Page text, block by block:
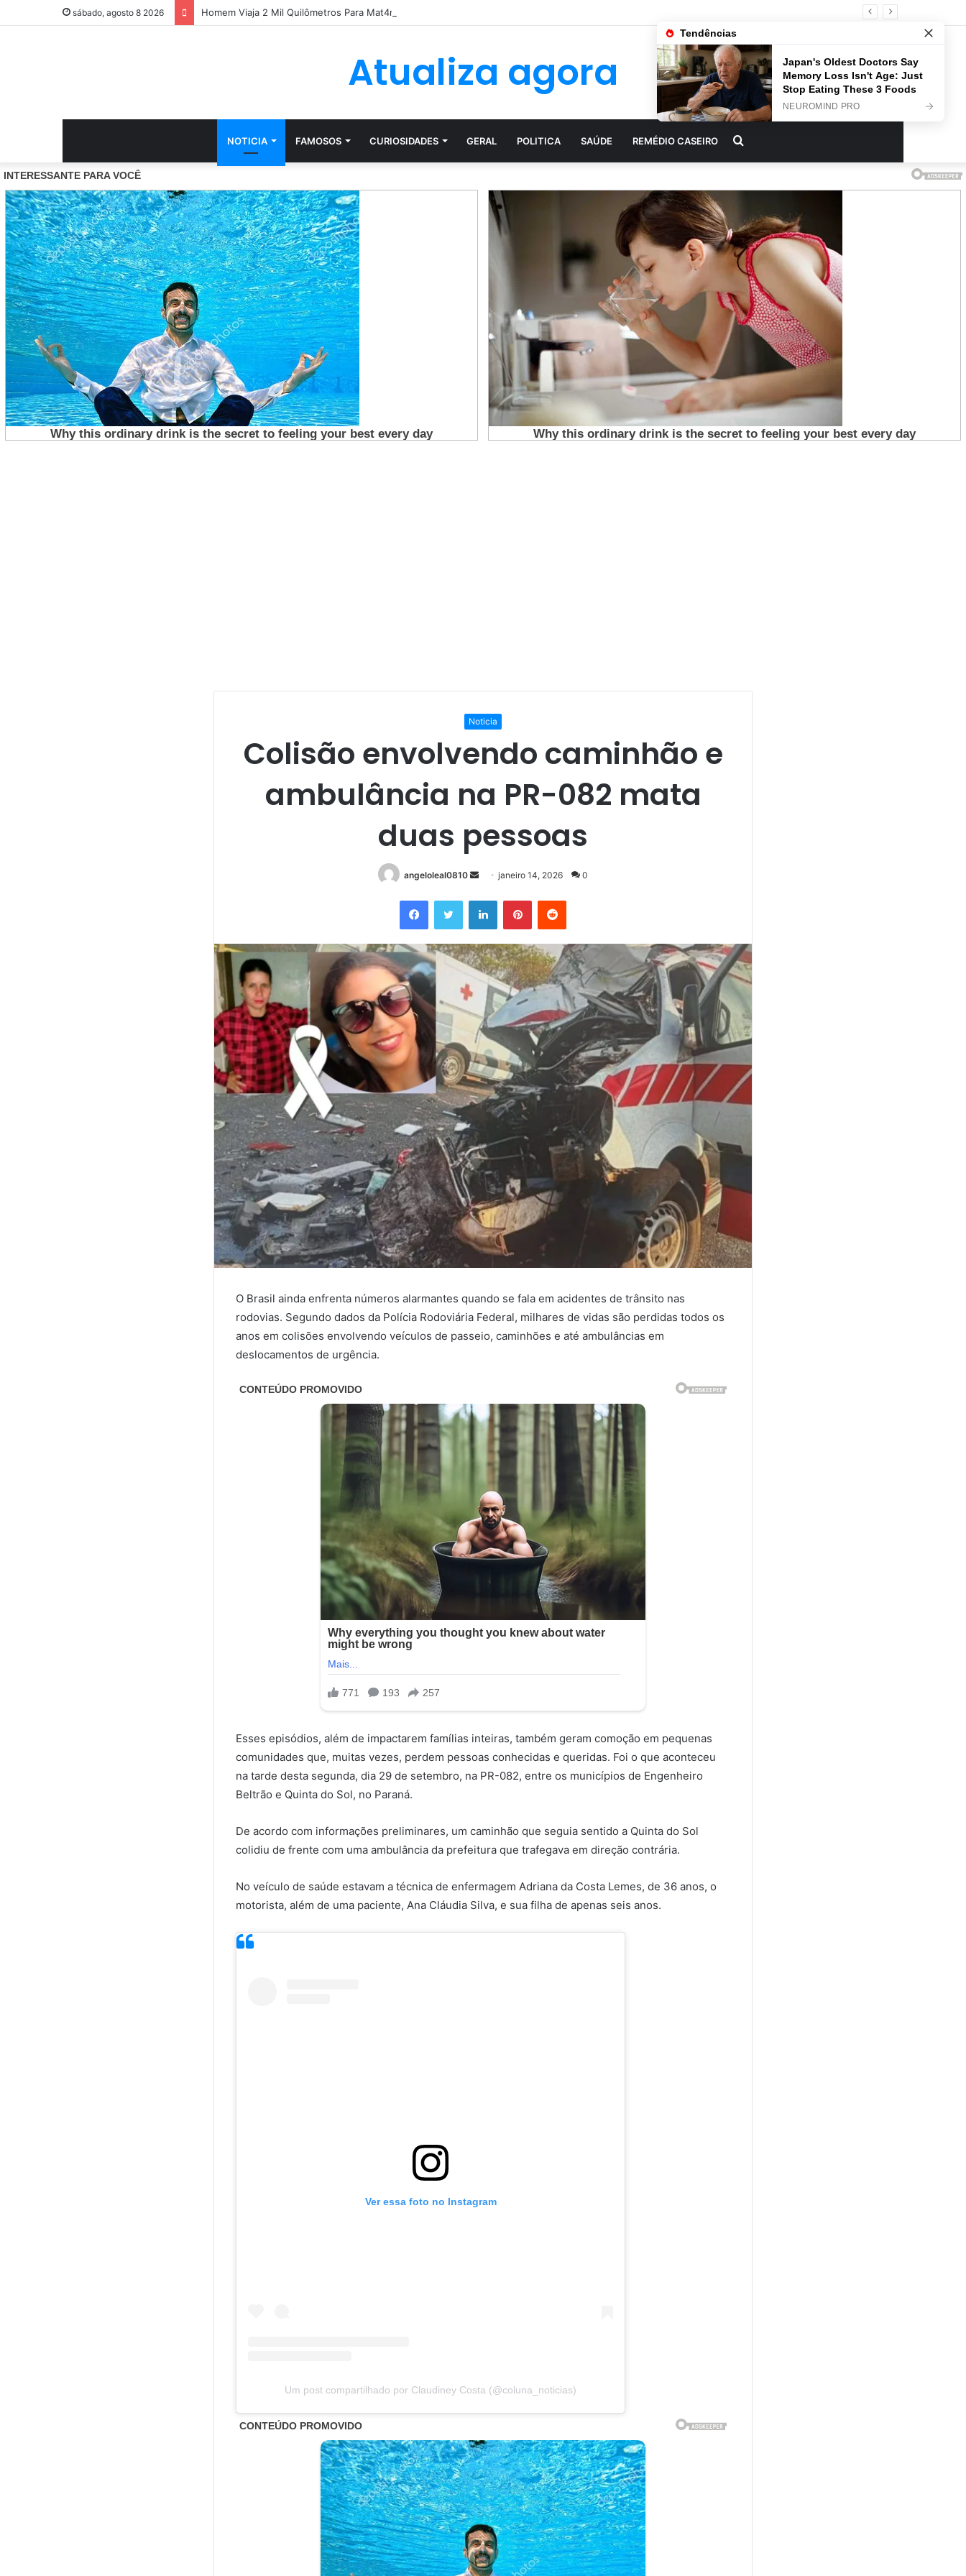
sábado, agosto 8 2026 Homem Viaja 2 Mil Quilômetros Para Mat4r Ex Namorada Que…Ver mais
Atualiza agora
NOTICIA FAMOSOS CURIOSIDADES GERAL POLITICA SAÚDE REMÉDIO CASEIRO
Noticia
Colisão envolvendo caminhão e
ambulância na PR-082 mata
duas pessoas
angeloleal0810
Mande
e-
janeiro 14, 2026 0
FacebookTwitter LinkedinPinterestReddit
O Brasil ainda enfrenta números alarmantes quando se fala em acidentes de trânsito nas
rodovias. Segundo dados da Polícia Rodoviária Federal, milhares de vidas são perdidas todos os
anos em colisões envolvendo veículos de passeio, caminhões e até ambulâncias em
deslocamentos de urgência.
Esses episódios, além de impactarem famílias inteiras, também geram comoção em pequenas
comunidades que, muitas vezes, perdem pessoas conhecidas e queridas. Foi o que aconteceu
na tarde desta segunda, dia 29 de setembro, na PR-082, entre os municípios de Engenheiro
Beltrão e Quinta do Sol, no Paraná.
De acordo com informações preliminares, um caminhão que seguia sentido a Quinta do Sol
colidiu de frente com uma ambulância da prefeitura que trafegava em direção contrária.
No veículo de saúde estavam a técnica de enfermagem Adriana da Costa Lemes, de 36 anos, o
motorista, além de uma paciente, Ana Cláudia Silva, e sua filha de apenas seis anos.
Ver essa foto no Instagram
Um post compartilhado por Claudiney Costa (@coluna_noticias)